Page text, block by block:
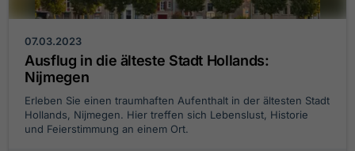
07.03.2023
Ausflug in die älteste Stadt Hollands:
Nijmegen
Erleben Sie einen traumhaften Aufenthalt in der ältesten Stadt
Hollands, Nijmegen. Hier treffen sich Lebenslust, Historie
und Feierstimmung an einem Ort.